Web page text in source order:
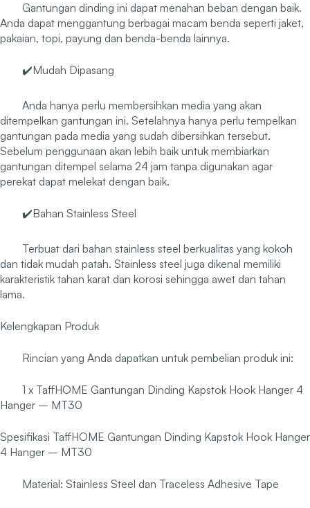
Gantungan dinding ini dapat menahan beban dengan baik.
Anda dapat menggantung berbagai macam benda seperti jaket,
pakaian, topi, payung dan benda-benda lainnya.
✔️Mudah Dipasang
Anda hanya perlu membersihkan media yang akan
ditempelkan gantungan ini. Setelahnya hanya perlu tempelkan
gantungan pada media yang sudah dibersihkan tersebut.
Sebelum penggunaan akan lebih baik untuk membiarkan
gantungan ditempel selama 24 jam tanpa digunakan agar
perekat dapat melekat dengan baik.
✔️Bahan Stainless Steel
Terbuat dari bahan stainless steel berkualitas yang kokoh
dan tidak mudah patah. Stainless steel juga dikenal memiliki
karakteristik tahan karat dan korosi sehingga awet dan tahan
lama.
Kelengkapan Produk
Rincian yang Anda dapatkan untuk pembelian produk ini:
1 x TaffHOME Gantungan Dinding Kapstok Hook Hanger 4
Hanger – MT30
Spesifikasi TaffHOME Gantungan Dinding Kapstok Hook Hanger
4 Hanger – MT30
Material: Stainless Steel dan Traceless Adhesive Tape